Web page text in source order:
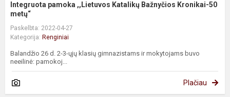
Integruota pamoka ,,Lietuvos Katalikų Bažnyčios Kronikai-50
metų“
Paskelbta: 2022-04-27
Kategorija: Renginiai
Balandžio 26 d. 2-3-ųjų klasių gimnazistams ir mokytojams buvo
neeilinė: pamokoj...
Plačiau